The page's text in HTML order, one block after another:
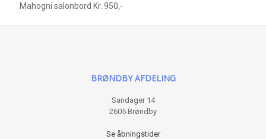
Mahogni salonbord Kr. 950,-
BRØNDBY AFDELING
Sandager 14
2605 Brøndby
Se åbningstider